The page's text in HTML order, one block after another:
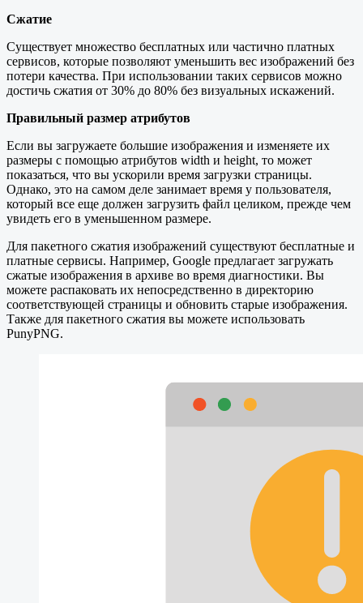
Сжатие
Существует множество бесплатных или частично платных
сервисов, которые позволяют уменьшить вес изображений без
потери качества. При использовании таких сервисов можно
достичь сжатия от 30% до 80% без визуальных искажений.
Правильный размер атрибутов
Если вы загружаете большие изображения и изменяете их
размеры с помощью атрибутов width и height, то может
показаться, что вы ускорили время загрузки страницы.
Однако, это на самом деле занимает время у пользователя,
который все еще должен загрузить файл целиком, прежде чем
увидеть его в уменьшенном размере.
Для пакетного сжатия изображений существуют бесплатные и
платные сервисы. Например, Google предлагает загружать
сжатые изображения в архиве во время диагностики. Вы
можете распаковать их непосредственно в директорию
соответствующей страницы и обновить старые изображения.
Также для пакетного сжатия вы можете использовать
PunyPNG.